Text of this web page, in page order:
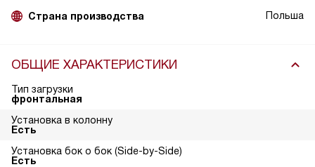
Страна производства Польша
ОБЩИЕ ХАРАКТЕРИСТИКИ
Тип загрузки
фронтальная
Установка в колонну
Есть
Установка бок о бок (Side-by-Side)
Есть